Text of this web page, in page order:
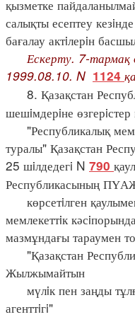
қызметке
салықты есептеу
бағалау актiлерiн
Ескерту. 7-тармақ
1999.08.10. N 1124
8. Қазақстан
шешiмдерiне өзгерiстер
"Республикалық
туралы" Қазақстан
25 шiлдедегi N 790
Республикасының
көрсетiлген
мемлекеттiк
мазмұндағы тараумен
"Қазақстан
Жылжымайтын
мүлiк пен заңды
агенттiгi"